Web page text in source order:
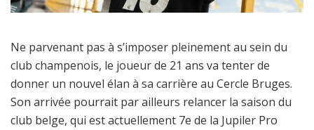
Ne parvenant pas à s’imposer pleinement au sein du
club champenois, le joueur de 21 ans va tenter de
donner un nouvel élan à sa carrière au Cercle Bruges.
Son arrivée pourrait par ailleurs relancer la saison du
club belge, qui est actuellement 7e de la Jupiler Pro